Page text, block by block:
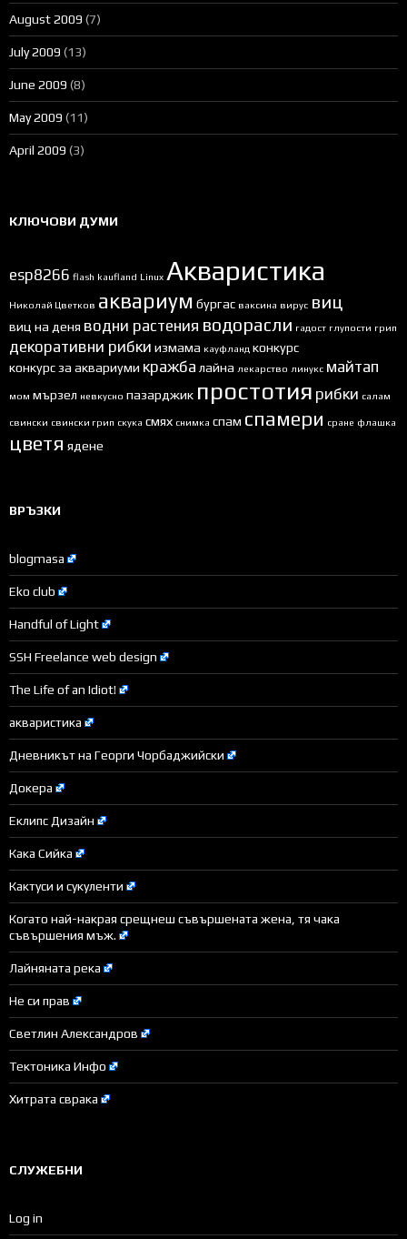
August 2009 (7)
July 2009 (13)
June 2009 (8)
May 2009 (11)
April 2009 (3)
КЛЮЧОВИ ДУМИ
esp8266 flash kaufland Linux Акваристика
Николай Цветков аквариум бургас ваксина вирус виц
виц на деня водни растения водорасли гадост глупости грип
декоративни рибки измама кауфланд конкурс
конкурс за аквариуми кражба лайна лекарство линукс майтап
мом мързел невкусно пазарджик простотия рибки салам
свински свински грип скука смях снимка спам спамери сране флашка
цветя ядене
ВРЪЗКИ
blogmasa
Eko club
Handful of Light
SSH Freelance web design
The Life of an Idiot!
акваристика
Дневникът на Георги Чорбаджийски
Докера
Еклипс Дизайн
Кака Сийка
Кактуси и сукуленти
Когато най-накрая срещнеш съвършената жена, тя чака
съвършения мъж.
Лайняната река
Не си прав
Светлин Александров
Тектоника Инфо
Хитрата сврака
СЛУЖЕБНИ
Log in